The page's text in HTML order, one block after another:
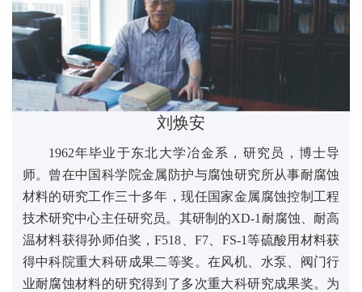
产品与案例
销售与网络
联系我们
刘焕安
1962年毕业于东北大学冶金系，研究员，博士导
师。曾在中国科学院金属防护与腐蚀研究所从事耐腐蚀
材料的研究工作三十多年，现任国家金属腐蚀控制工程
技术研究中心主任研究员。其研制的XD-1耐腐蚀、耐高
温材料获得孙师伯奖，F518、F7、FS-1等硫酸用材料获
得中科院重大科研成果二等奖。在风机、水泵、阀门行
业耐腐蚀材料的研究得到了多次重大科研究成果奖。为